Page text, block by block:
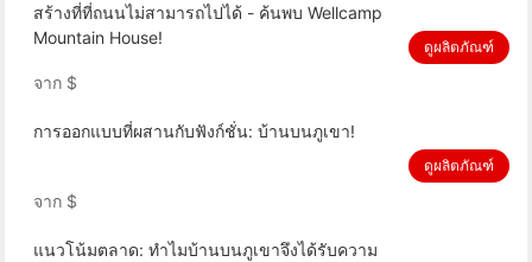
สร้างที่ที่ถนนไม่สามารถไปได้ - ค้นพบ Wellcamp
Mountain House!
จาก $
ดูผลิตภัณฑ์
การออกแบบที่ผสานกับฟังก์ชั่น: บ้านบนภูเขา!
จาก $
ดูผลิตภัณฑ์
แนวโน้มตลาด: ทำไมบ้านบนภูเขาจึงได้รับความ